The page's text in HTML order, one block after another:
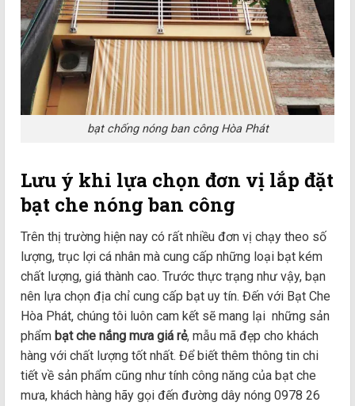
bạt chống nóng ban công Hòa Phát
Lưu ý khi lựa chọn đơn vị lắp đặt
bạt che nóng ban công
Trên thị trường hiện nay có rất nhiều đơn vị chạy theo số
lượng, trục lợi cá nhân mà cung cấp những loại bạt kém
chất lượng, giá thành cao. Trước thực trạng như vậy, bạn
nên lựa chọn địa chỉ cung cấp bạt uy tín. Đến với Bạt Che
Hòa Phát, chúng tôi luôn cam kết sẽ mang lại những sản
phẩm bạt che nắng mưa giá rẻ, mẫu mã đẹp cho khách
hàng với chất lượng tốt nhất. Để biết thêm thông tin chi
tiết về sản phẩm cũng như tính công năng của bạt che
mưa, khách hàng hãy gọi đến đường dây nóng 0978 26